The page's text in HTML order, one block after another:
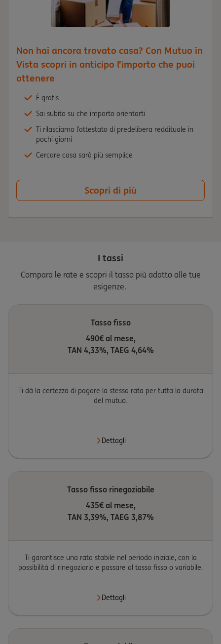
Non hai ancora trovato casa? Con Mutuo in
Vista scopri in anticipo l’importo che puoi
ottenere
È gratis
Sai subito su che importo orientarti
Ti rilasciamo l’attestato di predelibera reddituale in
pochi giorni
Cercare casa sarà più semplice
Scopri di più
I tassi
Compara le rate e scopri il tasso più adatto alle tue
esigenze.
Tasso fisso
490€ al mese,
TAN 4,33%, TAEG 4,64%
Ti dà la certezza di pagare la stessa rata per tutta la durata
del mutuo.
Dettagli
Tasso fisso rinegoziabile
435€ al mese,
TAN 3,39%, TAEG 3,87%
Ti garantisce una rata stabile nel periodo iniziale, con la
possibilità di rinegoziarlo e passare al tasso fisso o variabile.
Dettagli